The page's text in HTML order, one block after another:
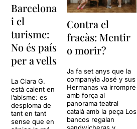
Barcelona
i el
turisme:
No és país
per a vells
La Clara G.
està caient en
l’abisme: es
desploma de
tant en tant
sense que en
Contra el
fracàs: Mentir
o morir?
Ja fa set anys que la
companyia José y sus
Hermanas va irrompre
amb força al
panorama teatral
català amb la peça Los
bancos regalan
sandwicheras y